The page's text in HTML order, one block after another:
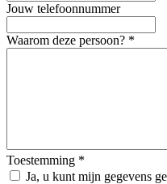
Jouw telefoonnummer
Waarom deze persoon? *
Toestemming *
Ja, u kunt mijn gegevens